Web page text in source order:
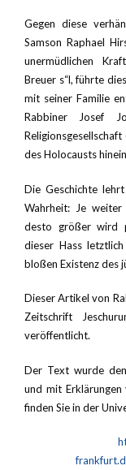
Gegen diese
Samson Raphael
unermüdlichen
Breuer s“l, führte
mit seiner Familie
Rabbiner Josef
des Holocausts
Die Geschichte
Wahrheit: Je
desto größer wird
dieser Hass
bloßen Existenz des
Dieser Artikel von
Zeitschrift
veröffentlicht.
Der Text wurde
und mit Erklärungen
finden Sie in der